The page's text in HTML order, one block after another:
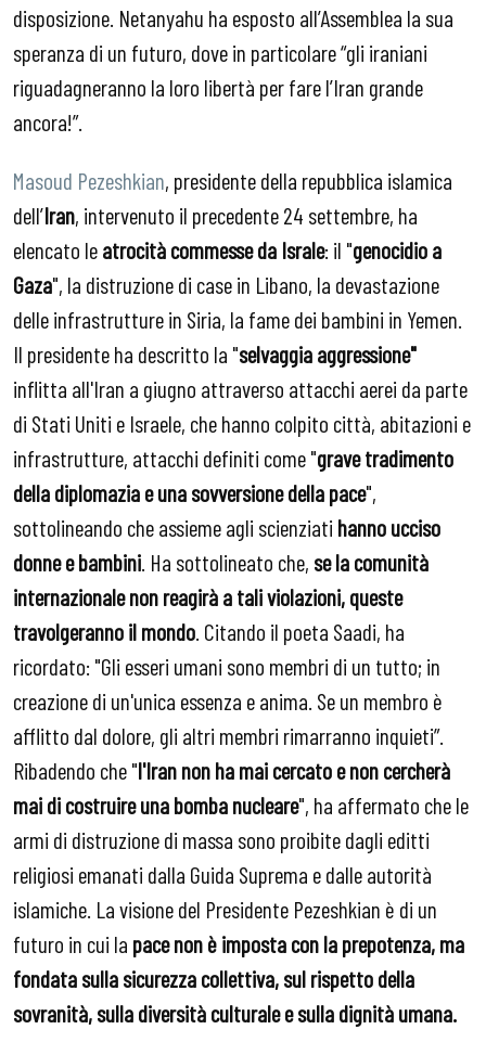
disposizione. Netanyahu ha esposto all’Assemblea la sua
speranza di un futuro, dove in particolare “gli iraniani
riguadagneranno la loro libertà per fare l’Iran grande
ancora!”.
Masoud Pezeshkian, presidente della repubblica islamica
dell’Iran, intervenuto il precedente 24 settembre, ha
elencato leatrocitàcommesse da Israle: il "genocidio a
Gaza", la distruzione di case in Libano, la devastazione
delle infrastrutture in Siria, la fame dei bambini in Yemen.
Il presidente ha descritto la "selvaggia aggressione"
inflitta all'Iran a giugno attraverso attacchi aerei da parte
di Stati Uniti e Israele, che hanno colpito città, abitazioni e
infrastrutture, attacchi definiti come "grave tradimento
della diplomazia e una sovversione della pace",
sottolineando che assieme agli scienziati hanno ucciso
donne e bambini . Ha sottolineato che, se la comunità
internazionale non reagiràa tali violazioni, queste
travolgeranno il mondo . Citando il poeta Saadi, ha
ricordato: "Gli esseri umani sono membri di un tutto; in
creazione di un'unica essenza e anima. Se un membro è
afflitto dal dolore, gli altri membri rimarranno inquieti”.
Ribadendo che "l'Iran non ha mai cercato e non cercherà
mai di costruire una bomba nucleare", ha affermato che le
armi di distruzione di massa sono proibite dagli editti
religiosi emanati dalla Guida Suprema e dalle autorità
islamiche. La visione del Presidente Pezeshkian è di un
futuro in cui la pace non è impostacon laprepotenza, ma
fondata sulla sicurezza collettiva, sul rispetto della
sovranità, sulla diversità culturale e sulla dignità umana.